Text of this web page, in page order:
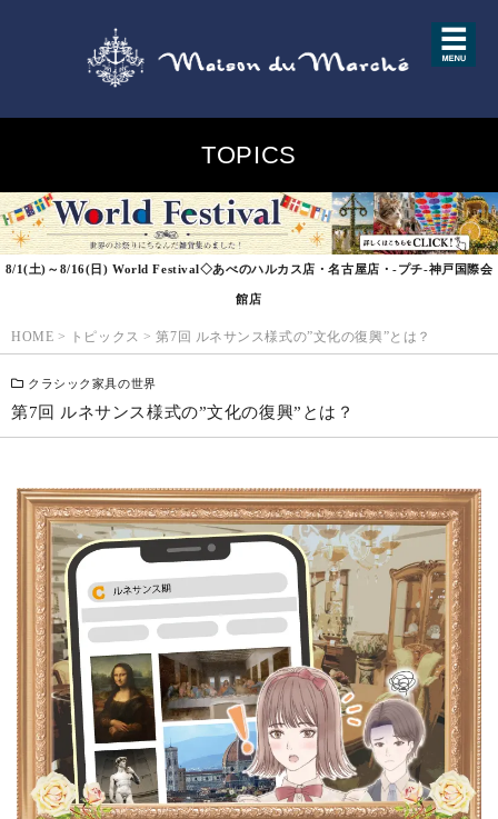
TOPICS
8/1(土)～8/16(日) World Festival◇あべのハルカス店・名古屋店・-プチ-神戸国際会
館店
HOME > トピックス >第7回 ルネサンス様式の”文化の復興”とは？
クラシック家具の世界
第7回 ルネサンス様式の”文化の復興”とは？